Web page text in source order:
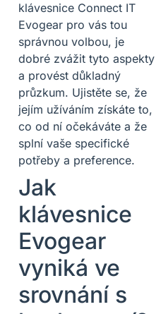
klávesnice Connect IT
Evogear pro vás tou
správnou volbou, je
dobré zvážit tyto aspekty
a provést důkladný
průzkum. Ujistěte se, že
jejím užíváním získáte to,
co od ní očekáváte a že
splní vaše specifické
potřeby a preference.
Jak
klávesnice
Evogear
vyniká ve
srovnání s